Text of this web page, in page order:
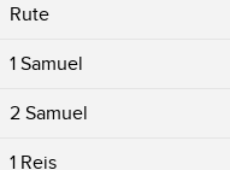
Rute
1 Samuel
2 Samuel
1 Reis